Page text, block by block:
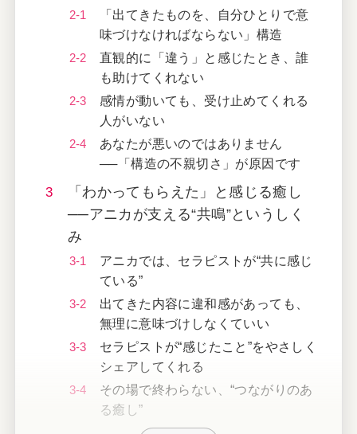
「出てきたものを、自分ひとりで意
味づけなければならない」構造
直観的に「違う」と感じたとき、誰
も助けてくれない
感情が動いても、受け止めてくれる
人がいない
あなたが悪いのではありません
──「構造の不親切さ」が原因です
「わかってもらえた」と感じる癒し
──アニカが支える“共鳴”というしく
み
アニカでは、セラピストが“共に感じ
ている”
出てきた内容に違和感があっても、
無理に意味づけしなくていい
セラピストが“感じたこと”をやさしく
シェアしてくれる
その場で終わらない、“つながりのあ
る癒し”